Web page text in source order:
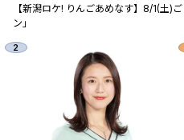
【新潟ロケ! りんごあめなす】8/1(土
ン」